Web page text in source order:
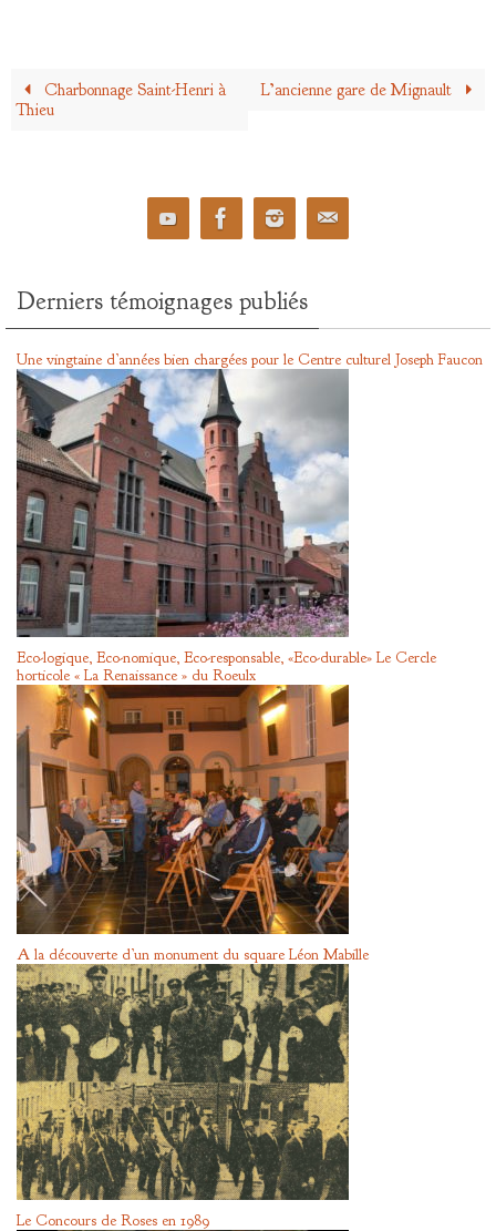
Charbonnage Saint-Henri à
Thieu
L’ancienne gare de Mignault
Derniers témoignages publiés
Une vingtaine d’années bien chargées pour le Centre culturel Joseph Faucon
Eco-logique, Eco-nomique, Eco-responsable, «Eco-durable» Le Cercle
horticole « La Renaissance » du Roeulx
A la découverte d’un monument du square Léon Mabille
Le Concours de Roses en 1989